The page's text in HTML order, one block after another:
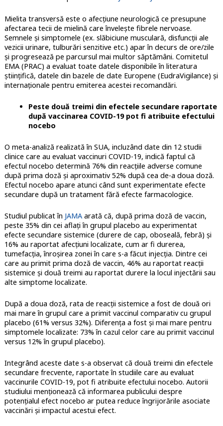
Mielita transversă este o afecțiune neurologică ce presupune
afectarea tecii de mielină care învelește fibrele nervoase.
Semnele și simptomele (ex. slăbiciune musculară, disfuncții ale
vezicii urinare, tulburări senzitive etc.) apar în decurs de ore/zile
și progresează pe parcursul mai multor săptămâni. Comitetul
EMA (PRAC) a evaluat toate datele disponibile în literatura
științifică, datele din bazele de date Europene (EudraVigilance) și
internaționale pentru emiterea acestei recomandări.
Peste două treimi din efectele secundare raportate
după vaccinarea COVID-19 pot fi atribuite efectului
nocebo
O meta-analiză realizată în SUA, incluzând date din 12 studii
clinice care au evaluat vaccinuri COVID-19, indică faptul că
efectul nocebo determină 76% din reacțiile adverse comune
după prima doză și aproximativ 52% după cea de-a doua doză.
Efectul nocebo apare atunci când sunt experimentate efecte
secundare după un tratament fără efecte farmacologice.
Studiul publicat în JAMAarată că, după prima doză de vaccin,
peste 35% din cei aflați în grupul placebo au experimentat
efecte secundare sistemice (durere de cap, oboseală, febră) și
16% au raportat afecțiuni localizate, cum ar fi durerea,
tumefacția, înroșirea zonei în care s-a făcut injecția. Dintre cei
care au primit prima doză de vaccin, 46% au raportat reacții
sistemice și două treimi au raportat durere la locul injectării sau
alte simptome localizate.
După a doua doză, rata de reacții sistemice a fost de două ori
mai mare în grupul care a primit vaccinul comparativ cu grupul
placebo (61% versus 32%). Diferența a fost și mai mare pentru
simptomele localizate: 73% în cazul celor care au primit vaccinul
versus 12% în grupul placebo).
Integrând aceste date s-a observat că două treimi din efectele
secundare frecvente, raportate în studiile care au evaluat
vaccinurile COVID-19, pot fi atribuite efectului nocebo. Autorii
studiului menționează că informarea publicului despre
potențialul efect nocebo ar putea reduce îngrijorările asociate
vaccinări și impactul acestui efect.